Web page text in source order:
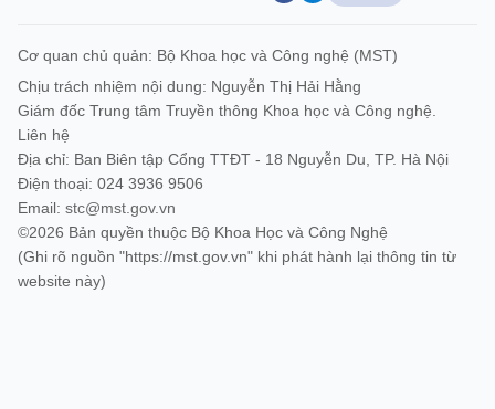
Cơ quan chủ quản: Bộ Khoa học và Công nghệ (MST)
Chịu trách nhiệm nội dung: Nguyễn Thị Hải Hằng
Giám đốc Trung tâm Truyền thông Khoa học và Công nghệ.
Liên hệ
Địa chỉ: Ban Biên tập Cổng TTĐT - 18 Nguyễn Du, TP. Hà Nội
Điện thoại: 024 3936 9506
Email: stc@mst.gov.vn
©2026 Bản quyền thuộc Bộ Khoa Học và Công Nghệ
(Ghi rõ nguồn "https://mst.gov.vn" khi phát hành lại thông tin từ
website này)